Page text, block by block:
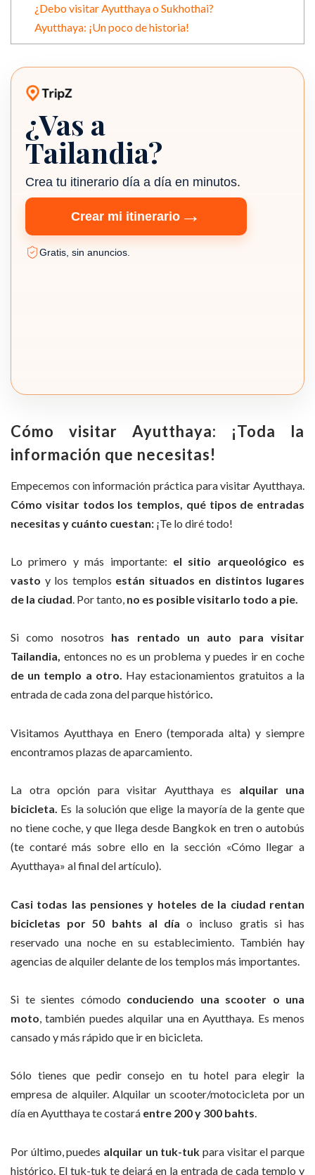
¿Debo visitar Ayutthaya o Sukhothai?
Ayutthaya: ¡Un poco de historia!
Planificador de viajes TripZ
¿Vas a
Tailandia?
Crea tu itinerario día a día en minutos.
Crear mi itinerario →
Gratis, sin anuncios.
Cómo visitar Ayutthaya: ¡Toda la
información que necesitas!
Empecemos con información práctica para visitar Ayutthaya.
Cómo visitar todos los templos, qué tipos de entradas
necesitas y cuánto cuestan: ¡Te lo diré todo!
Lo primero y más importante: el sitio arqueológico es
vasto y los templos están situados en distintos lugares
de la ciudad. Por tanto, no es posible visitarlo todo a pie.
Si como nosotros has rentado un auto para visitar
Tailandia, entonces no es un problema y puedes ir en coche
de un templo a otro. Hay estacionamientos gratuitos a la
entrada de cada zona del parque histórico.
Visitamos Ayutthaya en Enero (temporada alta) y siempre
encontramos plazas de aparcamiento.
La otra opción para visitar Ayutthaya es alquilar una
bicicleta. Es la solución que elige la mayoría de la gente que
no tiene coche, y que llega desde Bangkok en tren o autobús
(te contaré más sobre ello en la sección «Cómo llegar a
Ayutthaya» al final del artículo).
Casi todas las pensiones y hoteles de la ciudad rentan
bicicletas por 50 bahts al día o incluso gratis si has
reservado una noche en su establecimiento. También hay
agencias de alquiler delante de los templos más importantes.
Si te sientes cómodo conduciendo una scooter o una
moto, también puedes alquilar una en Ayutthaya. Es menos
cansado y más rápido que ir en bicicleta.
Sólo tienes que pedir consejo en tu hotel para elegir la
empresa de alquiler. Alquilar un scooter/motocicleta por un
día en Ayutthaya te costará entre 200 y 300 bahts.
Por último, puedes alquilar un tuk-tuk para visitar el parque
histórico. El tuk-tuk te dejará en la entrada de cada templo y